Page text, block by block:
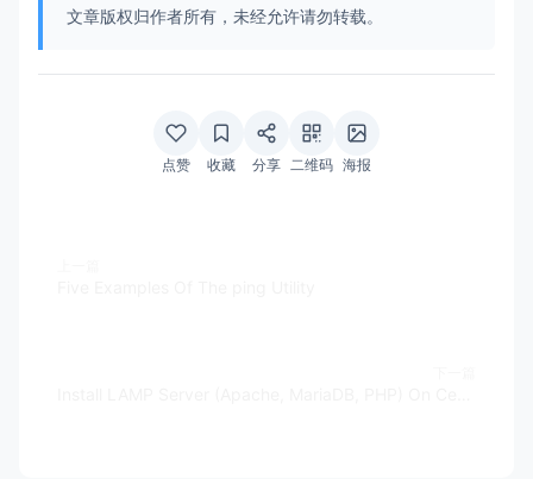
文章版权归作者所有，未经允许请勿转载。
点赞 收藏 分享 二维码 海报